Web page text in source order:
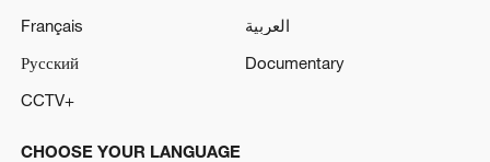
Français
العربية
Русский
Documentary
CCTV+
CHOOSE YOUR LANGUAGE